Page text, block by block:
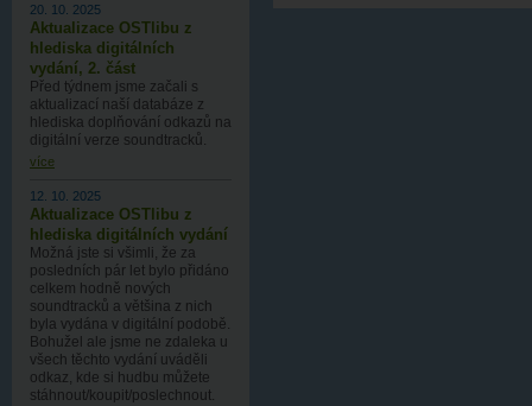
20. 10. 2025
Aktualizace OSTlibu z
hlediska digitálních
vydání, 2. část
Před týdnem jsme začali s
aktualizací naší databáze z
hlediska doplňování odkazů na
digitální verze soundtracků.
více
12. 10. 2025
Aktualizace OSTlibu z
hlediska digitálních vydání
Možná jste si všimli, že za
posledních pár let bylo přidáno
celkem hodně nových
soundtracků a většina z nich
byla vydána v digitální podobě.
Bohužel ale jsme ne zdaleka u
všech těchto vydání uváděli
odkaz, kde si hudbu můžete
stáhnout/koupit/poslechnout.